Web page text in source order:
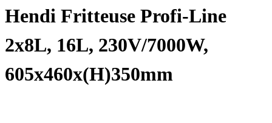
Hendi Fritteuse Profi-Line
2x8L, 16L, 230V/7000W,
605x460x(H)350mm